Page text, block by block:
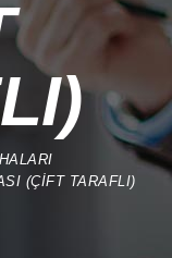
(ÇİFT TARAFLI)